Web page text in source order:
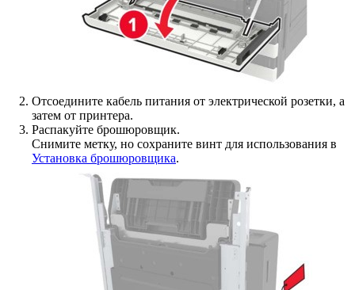
Отсоедините кабель питания от электрической розетки, а
затем от принтера.
Распакуйте брошюровщик.
Снимите метку, но сохраните винт для использования в
Установка брошюровщика.